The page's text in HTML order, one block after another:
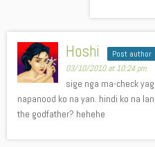
Hoshi Post author
03/10/2010 at 10:24 pm
sige nga ma-check
napanood ko na yan. hindi ko na
the godfather? hehehe